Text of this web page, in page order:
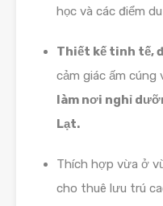
học và các điểm
Thiết kế tinh tế,
cảm giác ấm
làm nơi nghỉ
Lạt.
Thích hợp vừa ở
cho thuê lưu trú